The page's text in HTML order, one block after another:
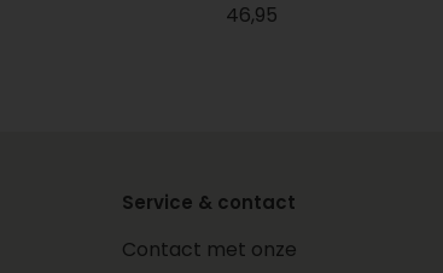
46,95
Service & contact
Contact met onze